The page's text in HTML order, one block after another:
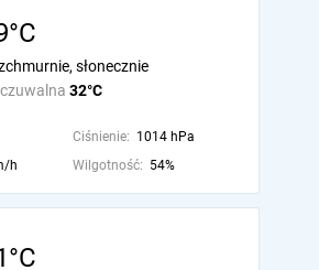
32°C
słonecznie
Ciśnienie: 1014 hPa
h Wilgotność: 54%